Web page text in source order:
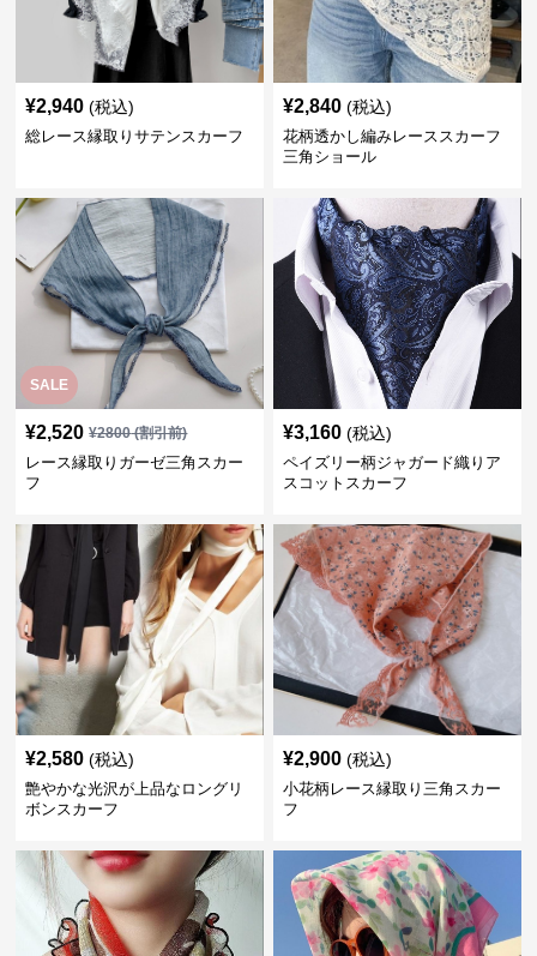
¥2,940 (税込)
総レース縁取りサテンスカーフ
¥2,840 (税込)
花柄透かし編みレーススカーフ
三角ショール
SALE
¥2,520 ¥2800(割引前)
レース縁取りガーゼ三角スカー
フ
¥3,160 (税込)
ペイズリー柄ジャガード織りア
スコットスカーフ
¥2,580 (税込)
艶やかな光沢が上品なロングリ
ボンスカーフ
¥2,900 (税込)
小花柄レース縁取り三角スカー
フ